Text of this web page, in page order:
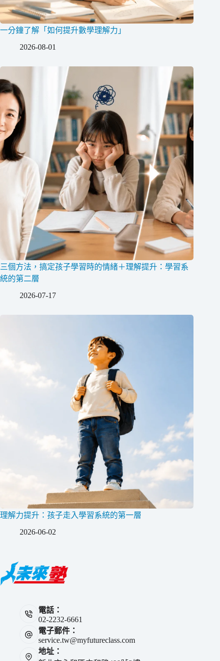
一分鐘了解「如何提升數學理解力」
2026-08-01
三個方法，搞定孩子學習時的情緒＋理解提升：學習系
統的第二層
2026-07-17
理解力提升：孩子走入學習系統的第一層
2026-06-02
電話：
02-2232-6661
電子郵件：
service.tw@myfutureclass.com
地址：